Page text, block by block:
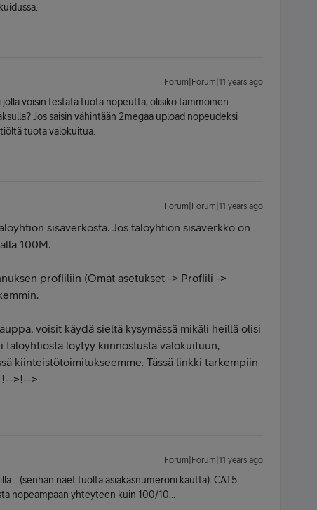
Forum|Forum|11 years ago
voisin testata tuota nopeutta, olisiko tämmöinen
Jos saisin vähintään 2megaa upload nopeudeksi
tuota valokuitua.
Forum|Forum|11 years ago
sisäverkosta. Jos taloyhtiön sisäverkko on
100M.
profiiliin (Omat asetukset -> Profiili ->
voisit käydä sieltä kysymässä mikäli heillä olisi
taloyhtiöstä löytyy kiinnostusta valokuituun,
kiinteistötoimitukseemme. Tässä linkki tarkempiin
!-->!-->
Forum|Forum|11 years ago
(senhän näet tuolta asiakasnumeroni kautta). CAT5
nopeampaan yhteyteen kuin 100/10...